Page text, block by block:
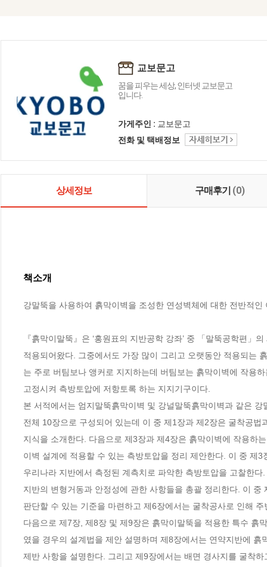
교보문고
꿈을 피우는 세상, 인터넷 교보문고
입니다.
가게주인 : 교보문고
전화 및 택배정보
상세정보 구매후기 (0)
책소개
강말뚝을 사용하여 흙막이벽을 조성한 연성벽체에 대한 전반적인
『흙막이말뚝』은 ‘홍원표의 지반공학 강좌’ 중 「말뚝공학편
적용되어왔다. 그중에서도 가장 많이 그리고 오랫동안 적용되는
는 주로 버팀보나 앵커로 지지하는데 버팀보는 흙막이벽에 작용
고정시켜 측방토압에 저항토록 하는 지지기구이다.
본 서적에서는 엄지말뚝흙막이벽 및 강널말뚝흙막이벽과 같은
전체 10장으로 구성되어 있는데 이 중 제1장과 제2장은 굴착공
지식을 소개한다. 다음으로 제3장과 제4장은 흙막이벽에 작용하
이벽 설계에 적용할 수 있는 측방토압을 정리 제안한다. 이 중 제
우리나라 지반에서 측정된 계측치로 파악한 측방토압을 고찰한
지반의 변형거동과 안정성에 관한 사항들을 총괄 정리한다. 이
판단할 수 있는 기준을 마련하고 제6장에서는 굴착공사로 인해
다음으로 제7장, 제8장 및 제9장은 흙막이말뚝을 적용한 특수 흙
였을 경우의 설계법을 제안 설명하며 제8장에서는 연약지반에
제반 사항을 설명한다. 그리고 제9장에서는 배면 경사지를 굴착